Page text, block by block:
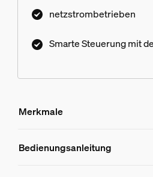
netzstrombetrieben
Smarte Steuerung mit
Merkmale
Merkmale
Bedienungsanleitung